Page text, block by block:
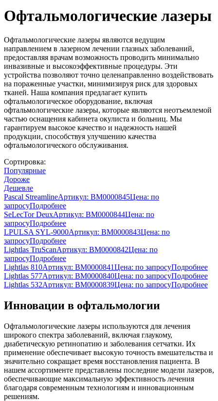
Офтальмологические лазеры
Офтальмологические лазеры являются ведущим
направлением в лазерном лечении глазных заболеваний,
предоставляя врачам возможность проводить минимально
инвазивные и высокоэффективные процедуры. Эти
устройства позволяют точно целенаправленно воздействовать
на пораженные участки, минимизируя риск для здоровых
тканей. Наша компания предлагает купить
офтальмологическое оборудование, включая
офтальмологические лазеры, которые являются неотъемлемой
частью оснащения кабинета окулиста и больниц. Мы
гарантируем высокое качество и надежность нашей
продукции, способствуя улучшению качества
офтальмологического обслуживания.
Сортировка:
Популярные
Дороже
Дешевле
Pascal StreamlineАртикул: BM0000845Цена: по
запросуПодробнее
SeLecTor DeuxАртикул: BM0000844Цена: по
запросуПодробнее
LPULSA SYL-9000Артикул: BM0000843Цена: по
запросуПодробнее
Lightlas TruScanАртикул: BM0000842Цена: по
запросуПодробнее
Lightlas 810Артикул: BM0000841Цена: по запросуПодробнее
Lightlas 577Артикул: BM0000840Цена: по запросуПодробнее
Lightlas 532Артикул: BM0000839Цена: по запросуПодробнее
Инновации в офтальмологии
Офтальмологические лазеры используются для лечения
широкого спектра заболеваний, включая глаукому,
диабетическую ретинопатию и заболевания сетчатки. Их
применение обеспечивает высокую точность вмешательства и
значительно сокращает время восстановления пациента. В
нашем ассортименте представлены последние модели лазеров,
обеспечивающие максимальную эффективность лечения
благодаря современным технологиям и инновационным
решениям.